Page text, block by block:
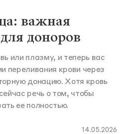
важная
доноров
или плазму, и теперь вас
переливания крови через
донацию. Хотя кровь
речь о том, чтобы
ее полностью.
14.05.2026